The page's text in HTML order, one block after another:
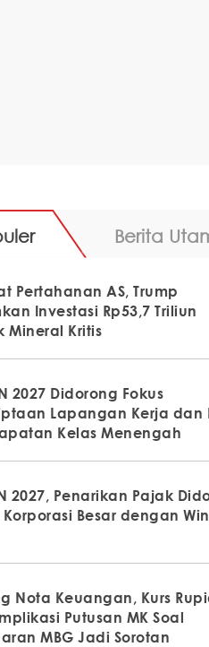
Berita
Pertahanan AS, Trump
Investasi Rp53,7 Triliun
Mineral Kritis
2027 Didorong Fokus
Lapangan Kerja dan
Kelas Menengah
2027, Penarikan Pajak
Korporasi Besar dengan
Nota Keuangan, Kurs
Putusan MK Soal
MBG Jadi Sorotan